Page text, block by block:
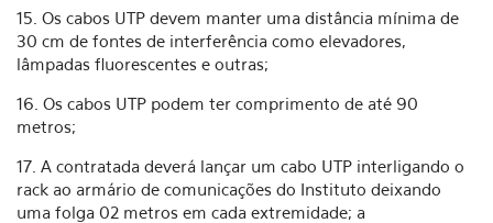
15. Os cabos UTP devem manter uma distância mínima de
30 cm de fontes de interferência como elevadores,
lâmpadas fluorescentes e outras;
16. Os cabos UTP podem ter comprimento de até 90
metros;
17. A contratada deverá lançar um cabo UTP interligando o
rack ao armário de comunicações do Instituto deixando
uma folga 02 metros em cada extremidade; a